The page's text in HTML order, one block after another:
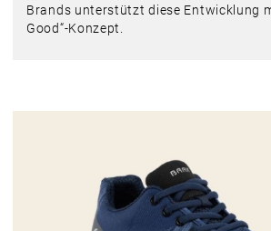
Brands unterstützt diese Entwicklung
Good“-Konzept.